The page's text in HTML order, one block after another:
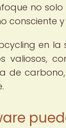
no
consciente
en
valiosos,
de